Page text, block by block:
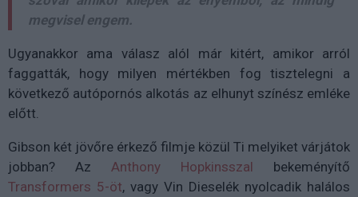
megvisel engem.
Ugyanakkor ama válasz alól már kitért, amikor arról
faggatták, hogy milyen mértékben fog tisztelegni a
következő autópornós alkotás az elhunyt színész emléke
előtt.
Gibson két jövőre érkező filmje közül Ti melyiket várjátok
jobban? Az Anthony Hopkinsszal bekeményítő
Transformers 5-öt, vagy Vin Dieselék nyolcadik halálos